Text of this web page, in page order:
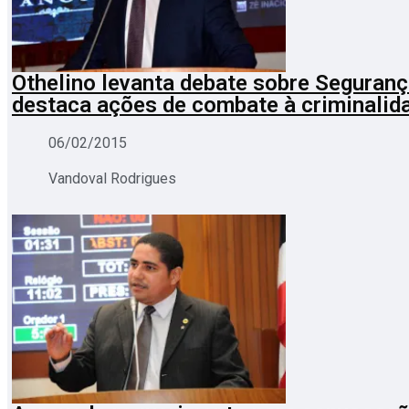
Othelino levanta debate sobre
destaca ações de combate à
06/02/2015
Vandoval Rodrigues